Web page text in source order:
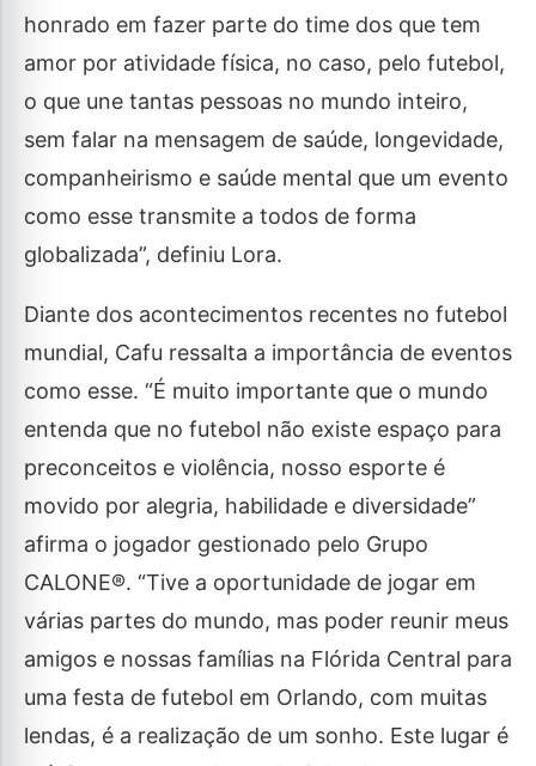
honrado em fazer parte do time dos que tem
amor por atividade física, no caso, pelo futebol,
o que une tantas pessoas no mundo inteiro,
sem falar na mensagem de saúde, longevidade,
companheirismo e saúde mental que um evento
como esse transmite a todos de forma
globalizada”, definiu Lora.
Diante dos acontecimentos recentes no futebol
mundial, Cafu ressalta a importância de eventos
como esse. “É muito importante que o mundo
entenda que no futebol não existe espaço para
preconceitos e violência, nosso esporte é
movido por alegria, habilidade e diversidade”
afirma o jogador gestionado pelo Grupo
CALONE®. “Tive a oportunidade de jogar em
várias partes do mundo, mas poder reunir meus
amigos e nossas famílias na Flórida Central para
uma festa de futebol em Orlando, com muitas
lendas, é a realização de um sonho. Este lugar é